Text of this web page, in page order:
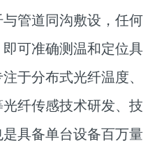
管道同沟敷设，任何
可准确测温和定位具
于分布式光纤温度、
纤传感技术研发、技
具备单台设备百万量